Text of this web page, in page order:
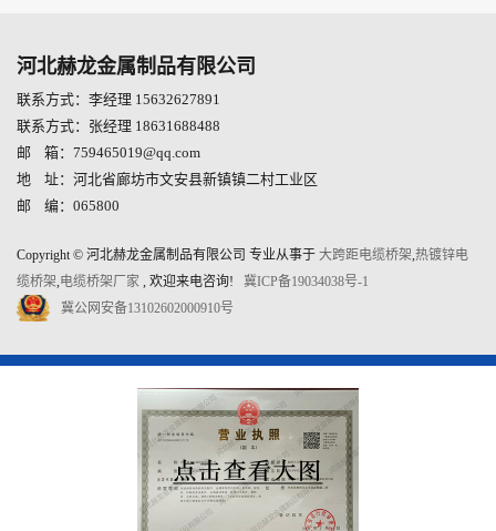
河北赫龙金属制品有限公司
联系方式：李经理 15632627891
联系方式：张经理 18631688488
邮 箱：759465019@qq.com
地 址：河北省廊坊市文安县新镇镇二村工业区
邮 编：065800
Copyright © 河北赫龙金属制品有限公司 专业从事于 大跨距电缆桥架 热镀锌电
缆桥架 电缆桥架厂家 , 欢迎来电咨询! 冀ICP备19034038号-1
冀公网安备13102602000910号